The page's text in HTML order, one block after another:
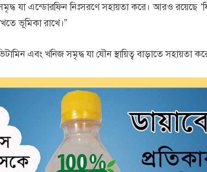
যা এন্ডোরফিন নিঃসরণে সহায়তা করে। আরও রয়েছে
ভূমিকা রাখে।”
এবং খনিজ সমৃদ্ধ যা যৌন স্থায়িত্ব বাড়াতে সহায়তা